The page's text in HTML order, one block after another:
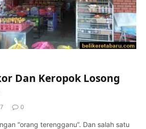
Dan Keropok Losong
0
“orang terengganu”. Dan salah satu